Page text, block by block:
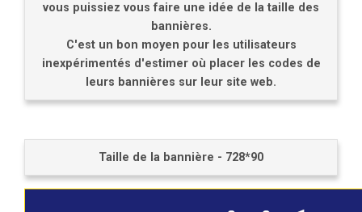
vous puissiez vous faire une idée de la taille des
bannières.
C'est un bon moyen pour les utilisateurs
inexpérimentés d'estimer où placer les codes de
leurs bannières sur leur site web.
Taille de la bannière - 728*90